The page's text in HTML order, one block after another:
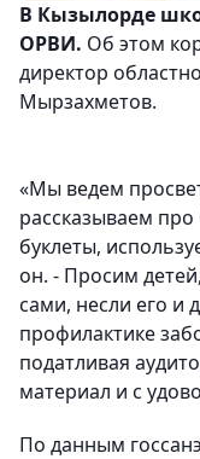
В Кызылорде
ОРВИ. Об этом
директор
Мырзахметов.
«Мы ведем
рассказываем
буклеты,
он. - Просим
сами, несли его и
профилактике
податливая
материал и с
По данным